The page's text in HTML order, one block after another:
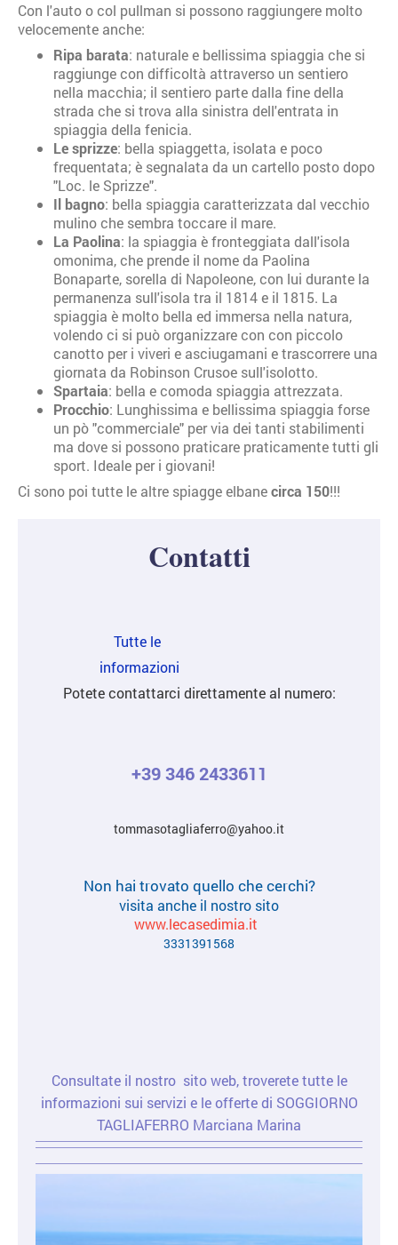
Con l'auto o col pullman si possono raggiungere molto
velocemente anche:
Ripa barata: naturale e bellissima spiaggia che si
raggiunge con difficoltà attraverso un sentiero
nella macchia; il sentiero parte dalla fine della
strada che si trova alla sinistra dell'entrata in
spiaggia della fenicia.
Le sprizze: bella spiaggetta, isolata e poco
frequentata; è segnalata da un cartello posto dopo
"Loc. le Sprizze".
Il bagno: bella spiaggia caratterizzata dal vecchio
mulino che sembra toccare il mare.
La Paolina: la spiaggia è fronteggiata dall'isola
omonima, che prende il nome da Paolina
Bonaparte, sorella di Napoleone, con lui durante la
permanenza sull'isola tra il 1814 e il 1815. La
spiaggia è molto bella ed immersa nella natura,
volendo ci si può organizzare con con piccolo
canotto per i viveri e asciugamani e trascorrere una
giornata da Robinson Crusoe sull'isolotto.
Spartaia: bella e comoda spiaggia attrezzata.
Procchio: Lunghissima e bellissima spiaggia forse
un pò "commerciale" per via dei tanti stabilimenti
ma dove si possono praticare praticamente tutti gli
sport. Ideale per i giovani!
Ci sono poi tutte le altre spiagge elbanecirca 150!!!
Contatti
Tutte le
informazioni
Potete contattarci direttamente al numero:
+39 346 2433611
tommasotagliaferro@yahoo.it
Non hai trovato quello che cerchi?
visita anche il nostro sito
www.lecasedimia.it
3331391568
Consultate il nostro sito web, troverete tutte le
informazioni sui servizi e le offerte di SOGGIORNO
TAGLIAFERRO Marciana Marina